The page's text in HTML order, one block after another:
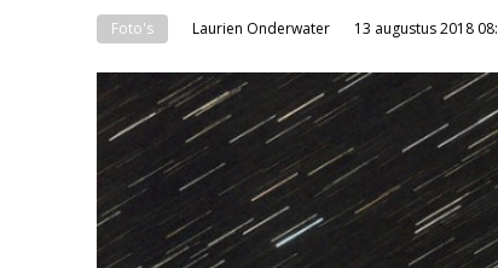
Foto's Laurien Onderwater 13 augustus 2018